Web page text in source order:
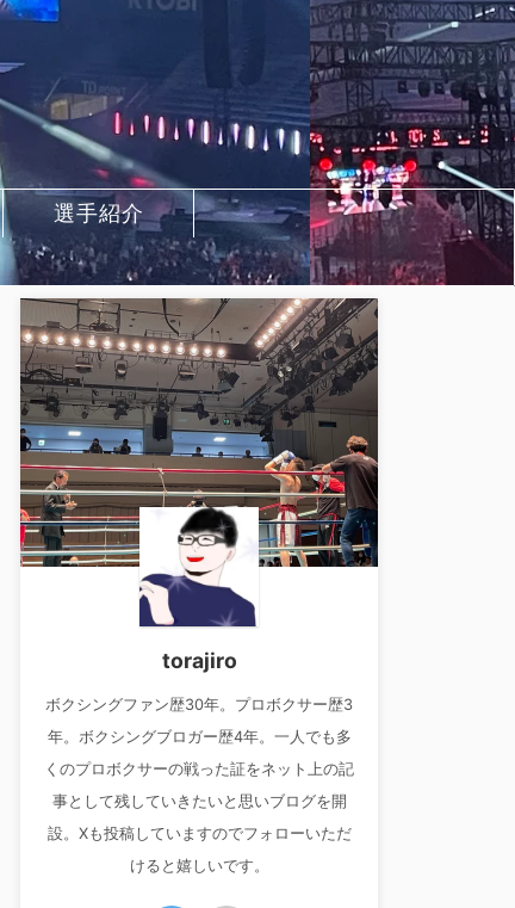
選手紹介
torajiro
ボクシングファン歴30年。プロボクサー歴3
年。ボクシングブロガー歴4年。一人でも多
くのプロボクサーの戦った証をネット上の記
事として残していきたいと思いブログを開
設。Xも投稿していますのでフォローいただ
けると嬉しいです。